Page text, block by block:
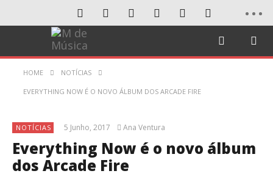
HOME NOTÍCIAS
EVERYTHING NOW É O NOVO ÁLBUM DOS ARCADE FIRE
NOTÍCIAS 5 Junho, 2017 Ana Ventura
Everything Now é o novo álbum
dos Arcade Fire